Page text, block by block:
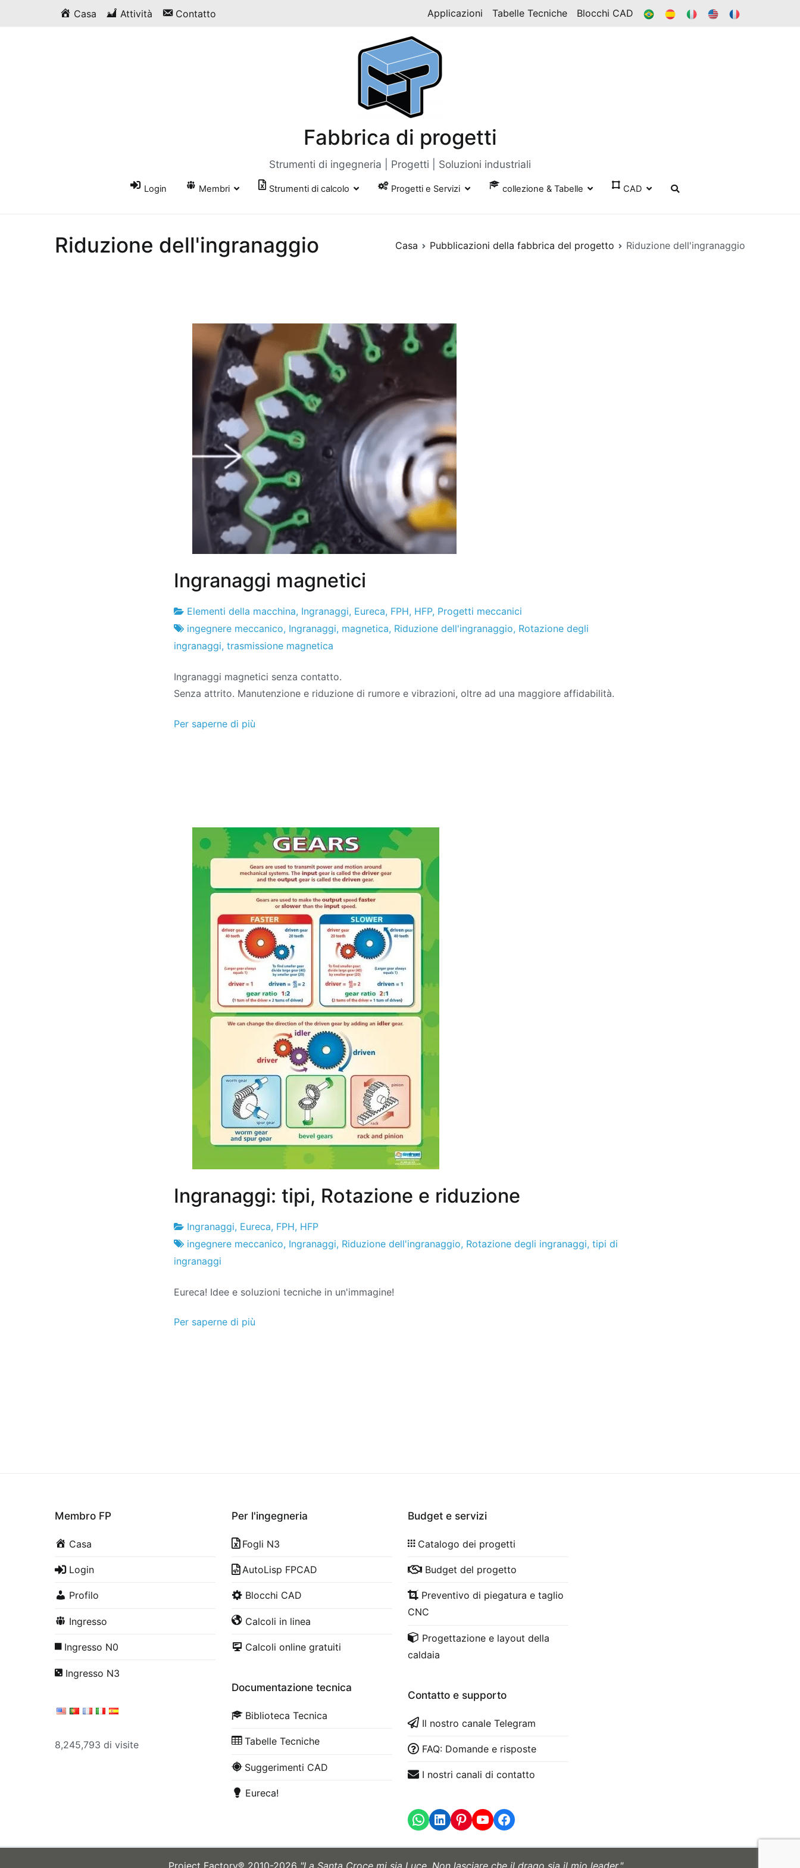
Casa Attività Contatto Applicazioni Tabelle Tecniche Blocchi CAD BR ES ESSO
Fabbrica di progetti
Strumenti di ingegneria | Progetti | Soluzioni industriali
Login Membri Strumenti di calcolo Progetti e Servizi collezione & Tabelle CAD
Riduzione dell'ingranaggio Casa Pubblicazioni della fabbrica del progetto Riduzione dell'ingranaggio
Ingranaggi magnetici
Fabbrica
di
5
di
di
2022
Elementi della macchina, Ingranaggi, Eureca, FPH, HFP, Progetti meccanici
ingegnere meccanico, Ingranaggi, magnetica, Riduzione dell'ingranaggio, Rotazione degli
ingranaggi, trasmissione magnetica
Ingranaggi magnetici senza contatto.
Senza attrito. Manutenzione e riduzione di rumore e vibrazioni, oltre ad una maggiore affidabilità.
Per saperne di più
Ingranaggi: tipi, Rotazione e riduzione
Fabbrica
di
10
il
il
Ingranaggi, Eureca, FPH, HFP
ingegnere meccanico, Ingranaggi, Riduzione dell'ingranaggio, Rotazione degli ingranaggi, tipi di
ingranaggi
Eureca! Idee e soluzioni tecniche in un'immagine!
Per saperne di più
Membro FP
Casa
Login
Profilo
Ingresso
Ingresso N0
Ingresso N3
8,245,793 di visite
Per l'ingegneria
Fogli N3
AutoLisp FPCAD
Blocchi CAD
Calcoli in linea
Calcoli online gratuiti
Documentazione tecnica
Biblioteca Tecnica
Tabelle Tecniche
Suggerimenti CAD
Eureca!
Budget e servizi
Catalogo dei progetti
Budget del progetto
Preventivo di piegatura e taglio
CNC
Progettazione e layout della
caldaia
Contatto e supporto
Il nostro canale Telegram
FAQ: Domande e risposte
I nostri canali di contatto
WhatsApp
LinkedInhttps://www.youtube.com/c/
Project Factory® 2010-2026 "La Santa Croce mi sia Luce. Non lasciare che il drago sia il mio leader."